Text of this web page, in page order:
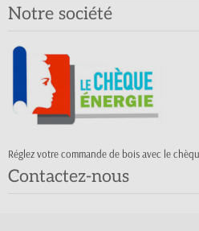
Notre société
Réglez votre commande de bois avec le
Contactez-nous